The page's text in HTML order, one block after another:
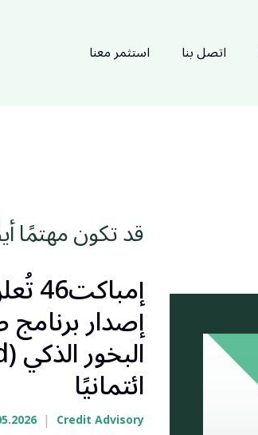
اتصل بنا استثمر معنا
قد تكون مهتمًا
إصدار
ائتمانيًا
Credit Advisory
|